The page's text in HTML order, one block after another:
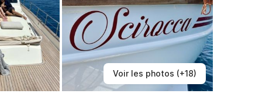
Voir les photos (+18)